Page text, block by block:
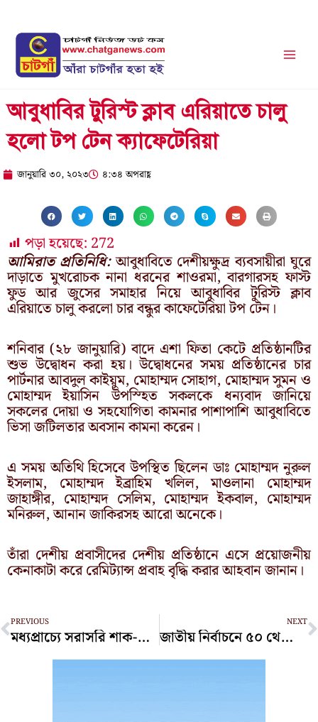
content
আবুধাবির টুরিস্ট ক্লাব এরিয়াতে চালু
হলো টপ টেন ক্যাফেটেরিয়া
জানুয়ারি ৩০, ২০২৩ ৪:৩৪ অপরাহ্ণ
পড়া হয়েছে: 272
আমিরাত প্রতিনিধি:আবুধাবিতে দেশীয়ক্ষুদ্র ব্যবসায়ীরা ঘুরে
দাড়াতে মুখরোচক নানা ধরনের শাওরমা, বারগারসহ ফাস্ট
ফুড আর জুসের সমাহার নিয়ে আবুধাবির টুরিস্ট ক্লাব
এরিয়াতে চালু করলো চার বন্ধুর কাফেটেরিয়া টপ টেন।
শনিবার (২৮ জানুয়ারি) বাদে এশা ফিতা কেটে প্রতিষ্ঠানটির
শুভ উদ্বোধন করা হয়। উদ্বোধনের সময় প্রতিষ্ঠানের চার
পার্টনার আবদুল কাইয়ুম, মোহাম্মদ সোহাগ, মোহাম্মদ সুমন ও
মোহাম্মদ ইয়াসিন উপস্হিত সকলকে ধন্যবাদ জানিয়ে
সকলের দোয়া ও সহযোগিতা কামনার পাশাপাশি আবুধাবিতে
ভিসা জটিলতার অবসান কামনা করেন।
এ সময় অতিথি হিসেবে উপস্থিত ছিলেন ডাঃ মোহাম্মদ নুরুল
ইসলাম, মোহাম্মদ ইব্রাহিম খলিল, মাওলানা মোহাম্মদ
জাহাঙ্গীর, মোহাম্মদ সেলিম, মোহাম্মদ ইকবাল, মোহাম্মদ
মনিরুল, আনান জাকিরসহ আরো অনেকে।
তাঁরা দেশীয় প্রবাসীদের দেশীয় প্রতিষ্ঠানে এসে প্রয়োজনীয়
কেনাকাটা করে রেমিট্যান্স প্রবাহ বৃদ্ধি করার আহবান জানান।
Prev
PREVIOUS
মধ্যপ্রাচ্যে সরাসরি শাক-সবজি ফলমূল পাঠাতে পারবে বাংলাদেশ: কৃষিমন্ত্রী
NEXT
জাতীয় নির্বাচনে ৫০ থেকে ৭০ আসনে ইভিএম